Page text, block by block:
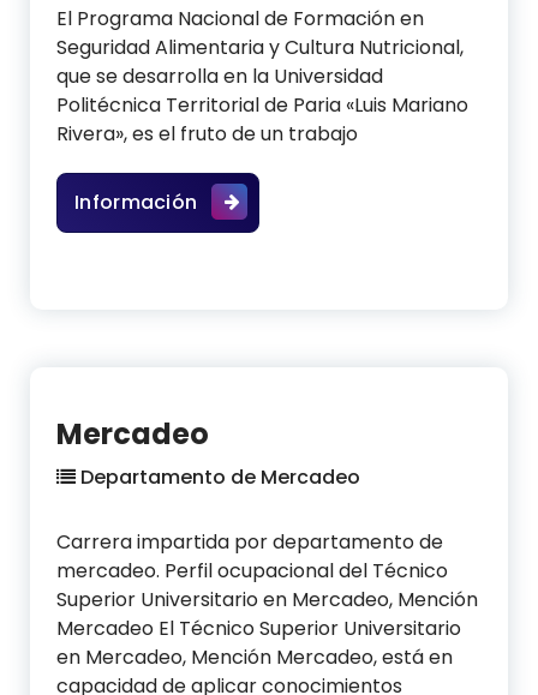
El Programa Nacional de Formación en
Seguridad Alimentaria y Cultura Nutricional,
que se desarrolla en la Universidad
Politécnica Territorial de Paria «Luis Mariano
Rivera», es el fruto de un trabajo
Información Seguridad Alimentaria y Cultura
Mercadeo
Departamento de Mercadeo
Carrera impartida por departamento de
mercadeo. Perfil ocupacional del Técnico
Superior Universitario en Mercadeo, Mención
Mercadeo El Técnico Superior Universitario
en Mercadeo, Mención Mercadeo, está en
capacidad de aplicar conocimientos